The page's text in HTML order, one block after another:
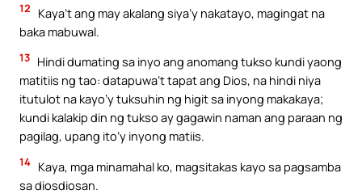
12
Kaya’t ang may akalang siya’y nakatayo, magingat na
baka mabuwal.
13 Hindi dumating sa inyo ang anomang tukso kundi yaong
matitiis ng tao: datapuwa’t tapat ang Dios, na hindi niya
itutulot na kayo’y tuksuhin ng higit sa inyong makakaya;
kundi kalakip din ng tukso ay gagawin naman ang paraan ng
pagilag, upang ito’y inyong matiis.
14 Kaya, mga minamahal ko, magsitakas kayo sa pagsamba
sa diosdiosan.